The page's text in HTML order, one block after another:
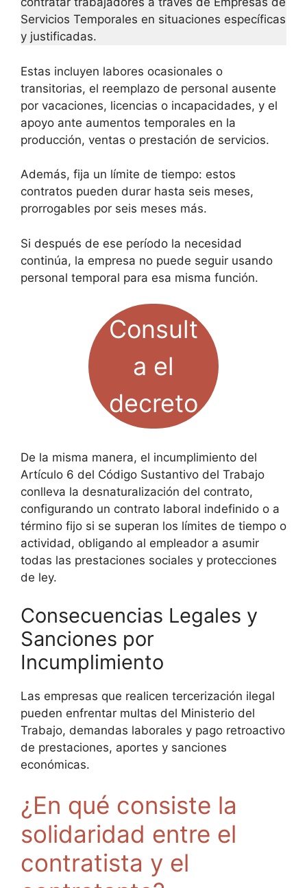
Servicios Temporales en situaciones específicas
y justificadas.
Estas incluyen labores ocasionales o
transitorias, el reemplazo de personal ausente
por vacaciones, licencias o incapacidades, y el
apoyo ante aumentos temporales en la
producción, ventas o prestación de servicios.
Además, fija un límite de tiempo: estos
contratos pueden durar hasta seis meses,
prorrogables por seis meses más.
Si después de ese período la necesidad
continúa, la empresa no puede seguir usando
personal temporal para esa misma función.
Consult
a el
decreto
De la misma manera, el incumplimiento del
Artículo 6 del Código Sustantivo del Trabajo
conlleva la desnaturalización del contrato,
configurando un contrato laboral indefinido o a
término fijo si se superan los límites de tiempo o
actividad, obligando al empleador a asumir
todas las prestaciones sociales y protecciones
de ley.
Consecuencias Legales y
Sanciones por
Incumplimiento
Las empresas que realicen tercerización ilegal
pueden enfrentar multas del Ministerio del
Trabajo, demandas laborales y pago retroactivo
de prestaciones, aportes y sanciones
económicas.
¿En qué consiste la
solidaridad entre el
contratista y el